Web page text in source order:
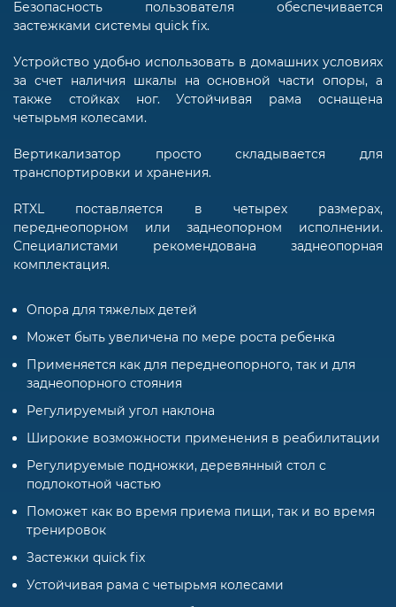
Безопасность пользователя обеспечивается
застежками системы quick fix.
Устройство удобно использовать в домашних условиях
за счет наличия шкалы на основной части опоры, а
также стойках ног. Устойчивая рама оснащена
четырьмя колесами.
Вертикализатор просто складывается для
транспортировки и хранения.
RTXL поставляется в четырех размерах,
переднеопорном или заднеопорном исполнении.
Специалистами рекомендована заднеопорная
комплектация.
Опора для тяжелых детей
Может быть увеличена по мере роста ребенка
Применяется как для переднеопорного, так и для
заднеопорного стояния
Регулируемый угол наклона
Широкие возможности применения в реабилитации
Регулируемые подножки, деревянный стол с
подлокотной частью
Поможет как во время приема пищи, так и во время
тренировок
Застежки quick fix
Устойчивая рама с четырьмя колесами